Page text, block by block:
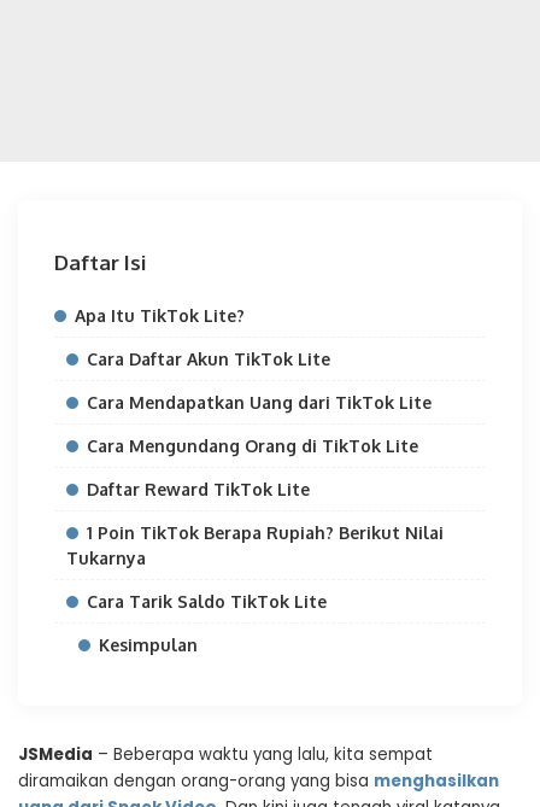
Daftar Isi
Apa Itu TikTok Lite?
Cara Daftar Akun TikTok Lite
Cara Mendapatkan Uang dari TikTok Lite
Cara Mengundang Orang di TikTok Lite
Daftar Reward TikTok Lite
1 Poin TikTok Berapa Rupiah? Berikut Nilai
Tukarnya
Cara Tarik Saldo TikTok Lite
Kesimpulan
JSMedia – Beberapa waktu yang lalu, kita sempat
diramaikan dengan orang-orang yang bisa menghasilkan